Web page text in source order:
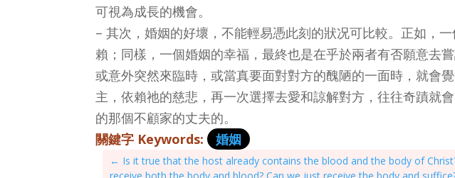
可視為成長的機會。
– 其次，婚姻的好壞，不能輕易憑此刻的狀况可比較。正如，
賴；同樣，一個婚姻的幸福，最終也是在乎於兩者有否願意去
或意外突然來臨時，或當真要面對對方的醜陋的一面時，就會
主，依賴祂的慈悲，再一次選擇去愛和諒解對方，往往奇蹟就
的那個不顧家的丈夫的。
關鍵字 Keywords: 婚姻
← Is it true that the host already contains the blood and the body of